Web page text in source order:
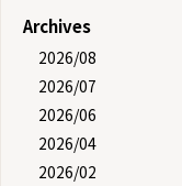
Archives
2026/08
2026/07
2026/06
2026/04
2026/02